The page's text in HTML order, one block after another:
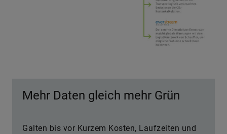
Mehr Daten gleich mehr Grün
Galten bis vor Kurzem Kosten, Laufzeiten und